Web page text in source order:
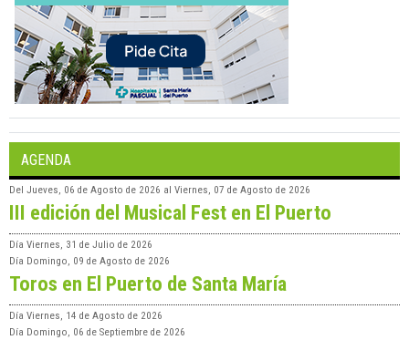
AGENDA
Del Jueves, 06 de Agosto de 2026 al Viernes, 07 de Agosto de 2026
III edición del Musical Fest en El Puerto
Día Viernes, 31 de Julio de 2026
Día Domingo, 09 de Agosto de 2026
Toros en El Puerto de Santa María
Día Viernes, 14 de Agosto de 2026
Día Domingo, 06 de Septiembre de 2026